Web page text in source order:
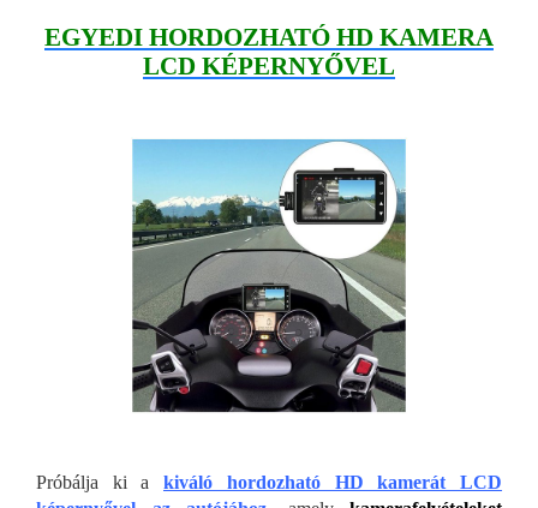
EGYEDI HORDOZHATÓ HD KAMERA
LCD KÉPERNYŐVEL
Próbálja ki akiváló hordozható HD kamerát LCD